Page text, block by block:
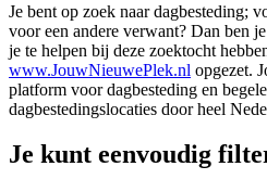
Je bent op zoek naar dagbesteding;
voor een andere verwant? Dan ben
je te helpen bij deze zoektocht
www.JouwNieuwePlek.nl opgezet.
platform voor dagbesteding en
dagbestedingslocaties door heel
Je kunt eenvoudig